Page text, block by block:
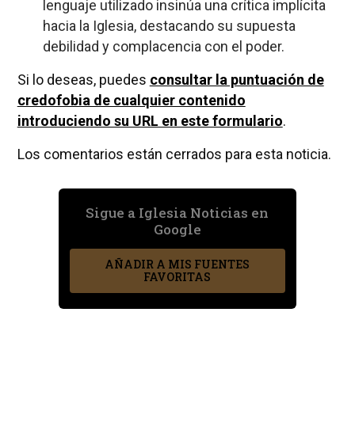
lenguaje utilizado insinúa una crítica implícita
hacia la Iglesia, destacando su supuesta
debilidad y complacencia con el poder.
Si lo deseas, puedes consultar la puntuación de
credofobia de cualquier contenido
introduciendo su URL en este formulario.
Los comentarios están cerrados para esta noticia.
Sigue a Iglesia Noticias en
Google
AÑADIR A MIS FUENTES
FAVORITAS